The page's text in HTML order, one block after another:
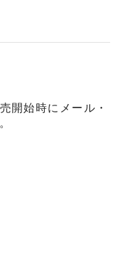
開始時にメール・